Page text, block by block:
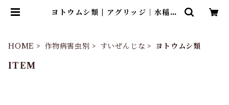
ヨトウムシ類 | アグリッジ｜水稲農
HOME 作物病害虫別 すいぜんじな ヨトウムシ類
ITEM